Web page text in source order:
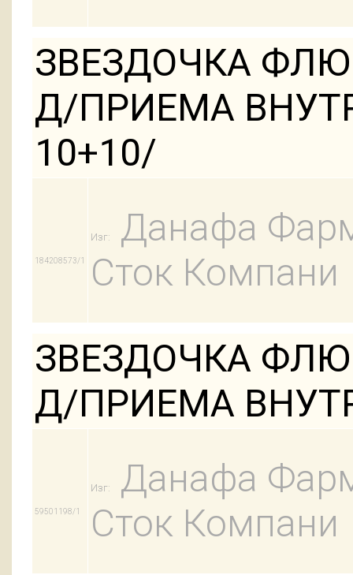
ЗВЕЗДОЧКА ФЛЮ
Д/ПРИЕМА
10+10/
184208573/1
Изг:
Данафа
Сток Компани
ЗВЕЗДОЧКА ФЛЮ
Д/ПРИЕМА
59501198/1
Изг:
Данафа
Сток Компани